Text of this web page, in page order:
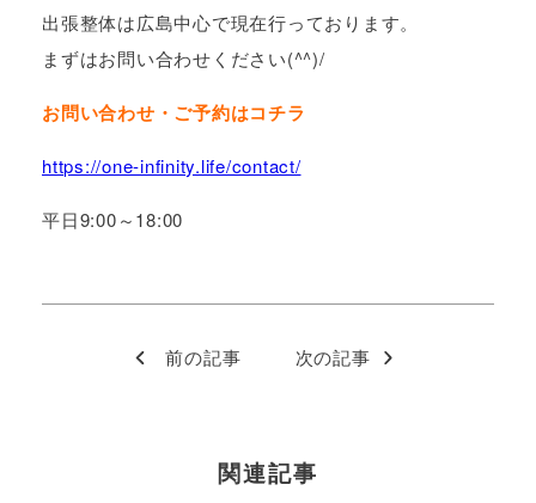
出張整体は広島中心で現在行っております。
まずはお問い合わせください(^^)/
お問い合わせ・ご予約はコチラ
https://one-infinity.life/contact/
平日9:00～18:00
前の記事 次の記事
関連記事